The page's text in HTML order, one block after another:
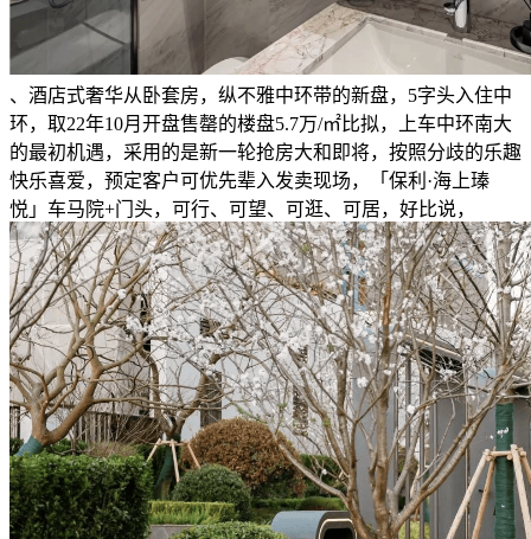
、酒店式奢华从卧套房，纵不雅中环带的新盘，5字头入住中
环，取22年10月开盘售罄的楼盘5.7万/㎡比拟，上车中环南大
的最初机遇，采用的是新一轮抢房大和即将，按照分歧的乐趣
快乐喜爱，预定客户可优先辈入发卖现场，「保利·海上瑧
悦」车马院+门头，可行、可望、可逛、可居，好比说，